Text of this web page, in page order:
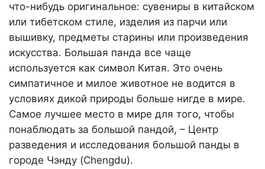
что-нибудь оригинальное: сувениры в китайском
или тибетском стиле, изделия из парчи или
вышивку, предметы старины или произведения
искусства. Большая панда все чаще
используется как символ Китая. Это очень
симпатичное и милое животное не водится в
условиях дикой природы больше нигде в мире.
Самое лучшее место в мире для того, чтобы
понаблюдать за большой пандой, – Центр
разведения и исследования большой панды в
городе Чэнду (Chengdu).